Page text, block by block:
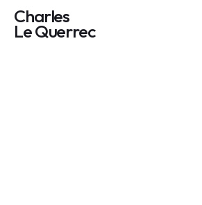
Charles
Le Querrec